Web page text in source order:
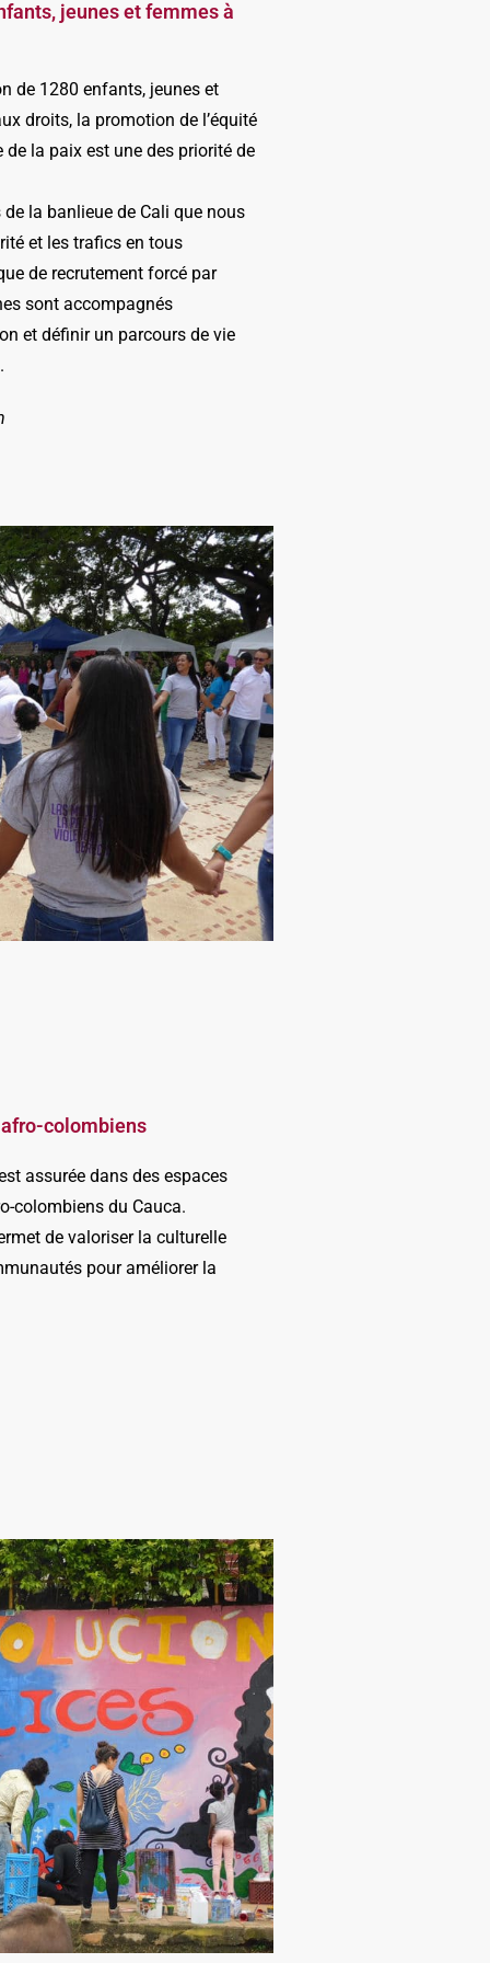
jeunes et femmesà
de 1280 enfants, jeunes et
droits, la promotion de l’équité
de la paix est une des priorité de
la banlieue de Cali que nous
et les trafics en tous
de recrutement forcé par
sont accompagnés
et définir un parcours de vie
colombiens
assurée dans des espaces
colombiens du Cauca.
de valoriser la culturelle
pour améliorer la